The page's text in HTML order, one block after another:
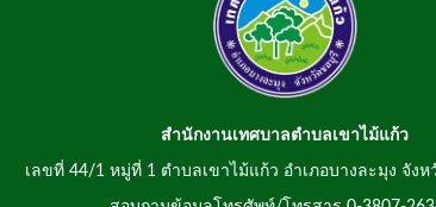
สำนักงานเทศบาลตำบลเขาไม้แก้ว
เลขที่ 44/1 หมู่ที่ 1 ตำบลเขาไม้แก้ว อำเภอบางละมุง จัง